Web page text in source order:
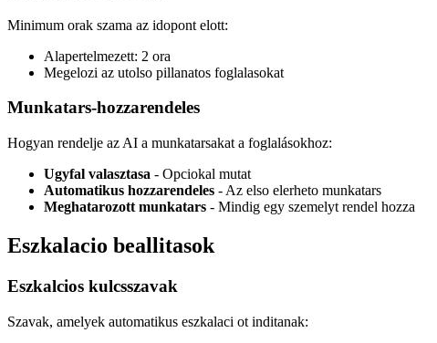
Minimum orak szama az idopont elott:
Alapertelmezett: 2 ora
Megelozi az utolso pillanatos foglalasokat
Munkatars-hozzarendeles
Hogyan rendelje az AI a munkatarsakat a foglalásokhoz:
Ugyfal valasztasa - Opciokal mutat
Automatikus hozzarendeles - Az elso elerheto munkatars
Meghatarozott munkatars - Mindig egy szemelyt rendel hozza
Eszkalacio beallitasok
Eszkalcios kulcsszavak
Szavak, amelyek automatikus eszkalaci ot inditanak: